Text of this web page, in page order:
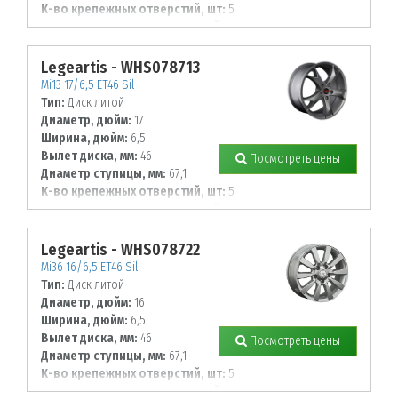
К-во крепежных отверстий, шт: 5
Диаметр располож. отверстий, мм:
112
Legeartis - WHS078713
Mi13 17/6,5 ET46 Sil
Тип: Диск литой
Диаметр, дюйм: 17
Ширина, дюйм: 6,5
Вылет диска, мм: 46
Диаметр ступицы, мм: 67,1
К-во крепежных отверстий, шт: 5
Диаметр располож. отверстий, мм:
114,3
Посмотреть цены
Legeartis - WHS078722
Mi36 16/6,5 ET46 Sil
Тип: Диск литой
Диаметр, дюйм: 16
Ширина, дюйм: 6,5
Вылет диска, мм: 46
Диаметр ступицы, мм: 67,1
К-во крепежных отверстий, шт: 5
Диаметр располож. отверстий, мм:
Посмотреть цены